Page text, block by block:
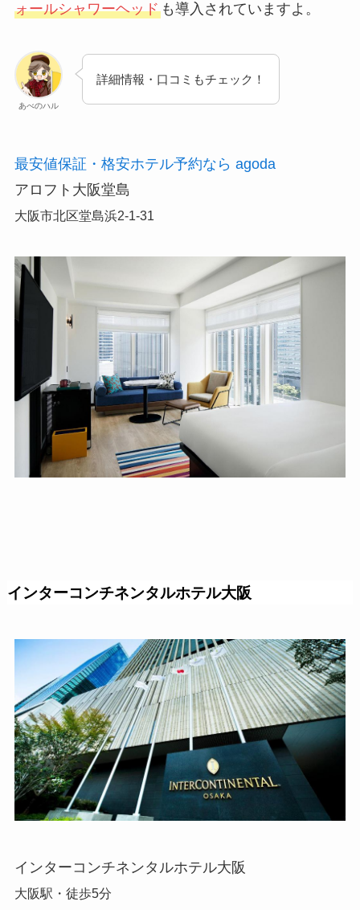
ォールシャワーヘッドも導入されていますよ。
あべのハル
詳細情報・口コミもチェック！
最安値保証・格安ホテル予約なら agoda
アロフト大阪堂島
大阪市北区堂島浜2-1-31
インターコンチネンタルホテル大阪
インターコンチネンタルホテル大阪
大阪駅・徒歩5分